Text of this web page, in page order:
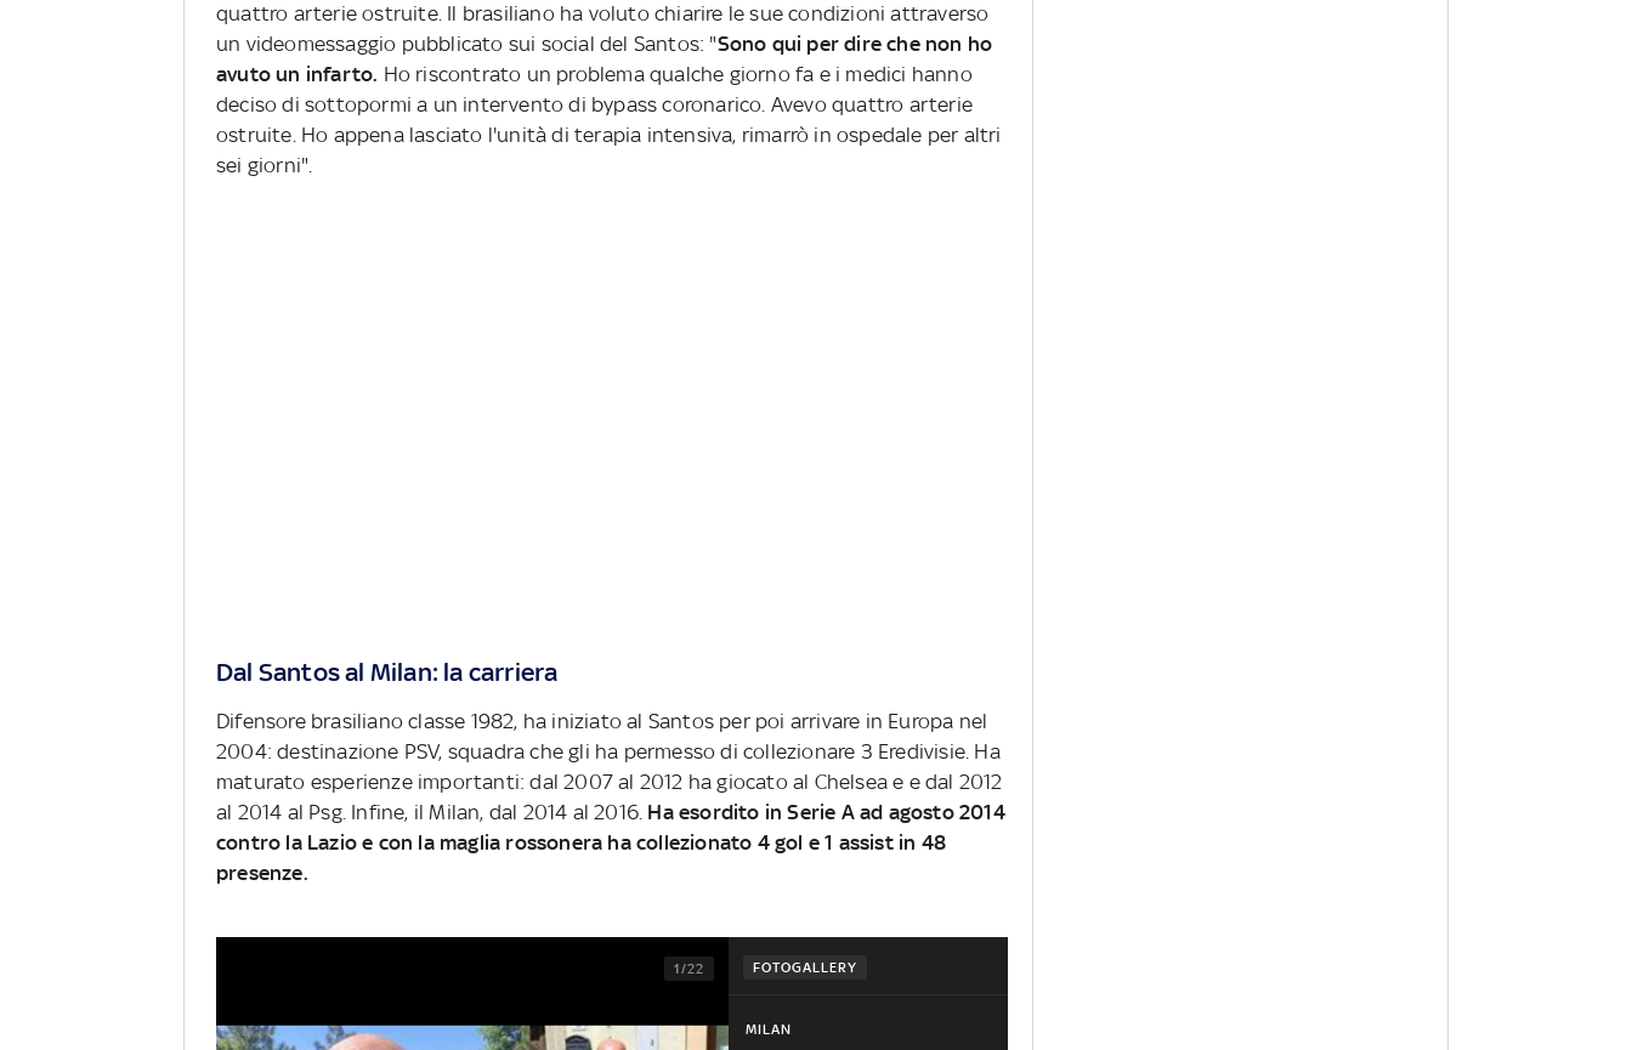
quattro arterie ostruite. Il brasiliano ha voluto chiarire le sue condizioni attraverso
un videomessaggio pubblicato sui social del Santos: "Sono qui per dire che non ho
avuto un infarto. Ho riscontrato un problema qualche giorno fa e i medici hanno
deciso di sottopormi a un intervento di bypass coronarico. Avevo quattro arterie
ostruite. Ho appena lasciato l'unità di terapia intensiva, rimarrò in ospedale per altri
sei giorni".
Dal Santos al Milan: la carriera
Difensore brasiliano classe 1982, ha iniziato al Santos per poi arrivare in Europa nel
2004: destinazione PSV, squadra che gli ha permesso di collezionare 3 Eredivisie. Ha
maturato esperienze importanti: dal 2007 al 2012 ha giocato al Chelsea e e dal 2012
al 2014 al Psg. Infine, il Milan, dal 2014 al 2016. Ha esordito in Serie A ad agosto 2014
contro la Lazio e con la maglia rossonera ha collezionato 4 gol e 1 assist in 48
presenze.
FOTOGALLERY
1/22
MILAN